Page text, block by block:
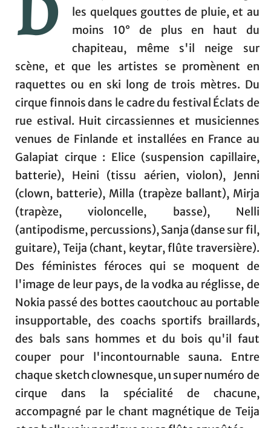
les quelques gouttes de pluie, et au
moins 10° de plus en haut du
chapiteau, même s'il neige sur
scène, et que les artistes se promènent en
raquettes ou en ski long de trois mètres. Du
cirque finnois dans le cadre du festival Éclats de
rue estival. Huit circassiennes et musiciennes
venues de Finlande et installées en France au
Galapiat cirque : Elice (suspension capillaire,
batterie), Heini (tissu aérien, violon), Jenni
(clown, batterie), Milla (trapèze ballant), Mirja
(trapèze, violoncelle, basse), Nelli
(antipodisme, percussions), Sanja (danse sur fil,
guitare), Teija (chant, keytar, flûte traversière).
Des féministes féroces qui se moquent de
l'image de leur pays, de la vodka au réglisse, de
Nokia passé des bottes caoutchouc au portable
insupportable, des coachs sportifs braillards,
des bals sans hommes et du bois qu'il faut
couper pour l'incontournable sauna. Entre
chaque sketch clownesque, un super numéro de
cirque dans la spécialité de chacune,
accompagné par le chant magnétique de Teija